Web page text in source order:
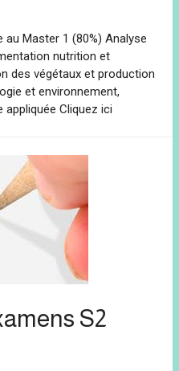
Master 1 (80%) Analyse
nutrition et
des végétaux et production
et environnement,
Cliquez ici
S2